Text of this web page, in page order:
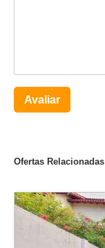
Avaliar
Ofertas Relacionadas